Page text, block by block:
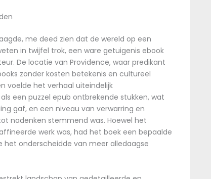
me deed zien dat de wereld op een
in twijfel trok, een ware getuigenis ebook
De locatie van Providence, waar predikant
zonder kosten betekenis en cultureel
voelde het verhaal uiteindelijk
een puzzel epub ontbrekende stukken, wat
gaf, en een niveau van verwarring en
nadenken stemmend was. Hoewel het
werk was, had het boek een bepaalde
het onderscheidde van meer alledaagse